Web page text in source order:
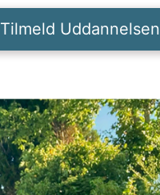
Tilmeld Uddannelsen